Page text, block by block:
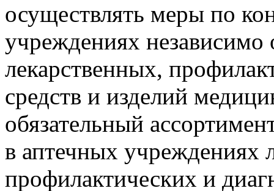
осуществлять меры по
учреждениях независимо
лекарственных,
средств и изделий
обязательный
в аптечных учреждениях
профилактических и